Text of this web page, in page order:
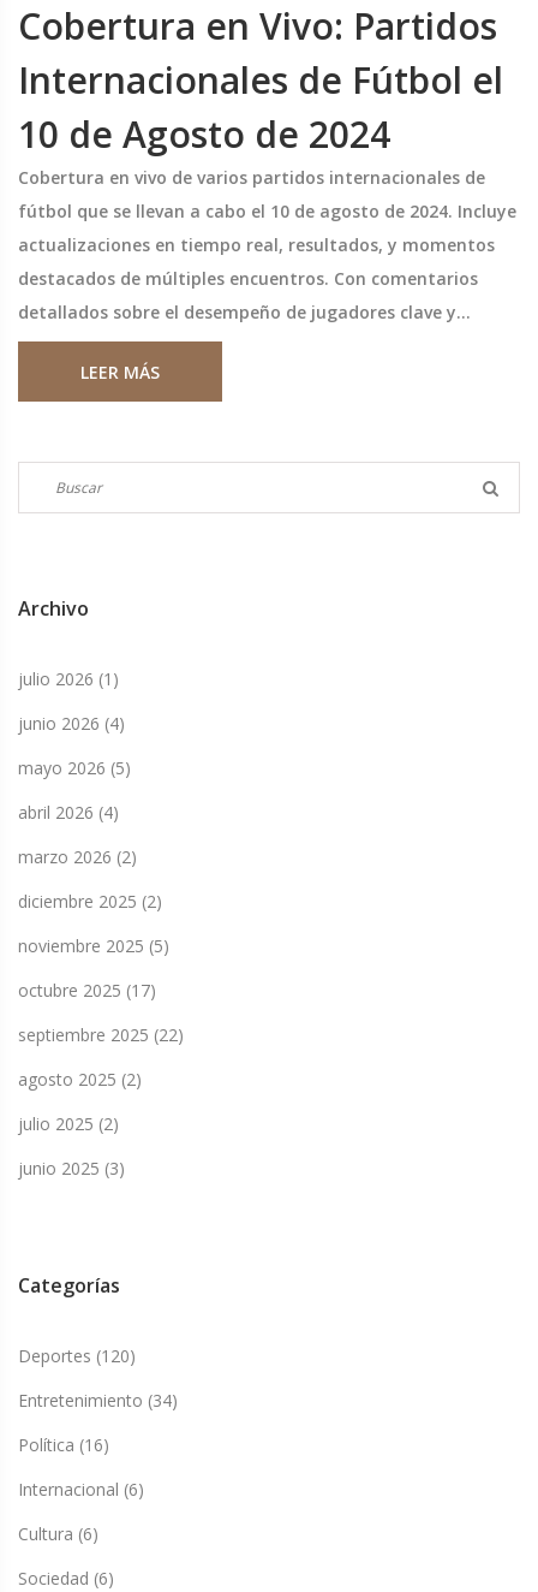
Cobertura en Vivo: Partidos
Internacionales de Fútbol el
10 de Agosto de 2024
Cobertura en vivo de varios partidos internacionales de
fútbol que se llevan a cabo el 10 de agosto de 2024. Incluye
actualizaciones en tiempo real, resultados, y momentos
destacados de múltiples encuentros. Con comentarios
detallados sobre el desempeño de jugadores clave y
decisiones tácticas, análisis estadístico y reacciones de
entrenadores y jugadores.
LEER MÁS
Archivo
julio 2026 (1)
junio 2026 (4)
mayo 2026 (5)
abril 2026 (4)
marzo 2026 (2)
diciembre 2025 (2)
noviembre 2025 (5)
octubre 2025 (17)
septiembre 2025 (22)
agosto 2025 (2)
julio 2025 (2)
junio 2025 (3)
Categorías
Deportes (120)
Entretenimiento (34)
Política (16)
Internacional (6)
Cultura (6)
Sociedad (6)